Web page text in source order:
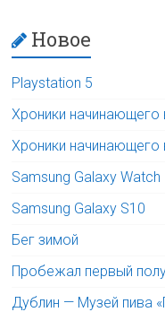
Новое
Playstation 5
Хроники начинающего
Хроники начинающего
Samsung Galaxy Watch
Samsung Galaxy S10
Бег зимой
Пробежал первый
Дублин — Музей пива